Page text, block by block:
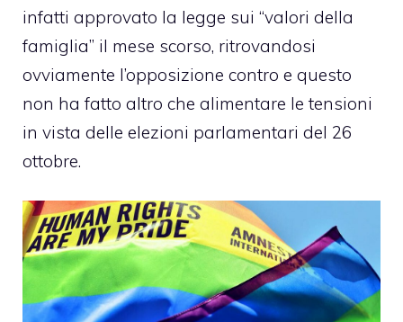
infatti approvato la legge sui “valori della
famiglia” il mese scorso, ritrovandosi
ovviamente l’opposizione contro e questo
non ha fatto altro che alimentare le tensioni
in vista delle elezioni parlamentari del 26
ottobre.